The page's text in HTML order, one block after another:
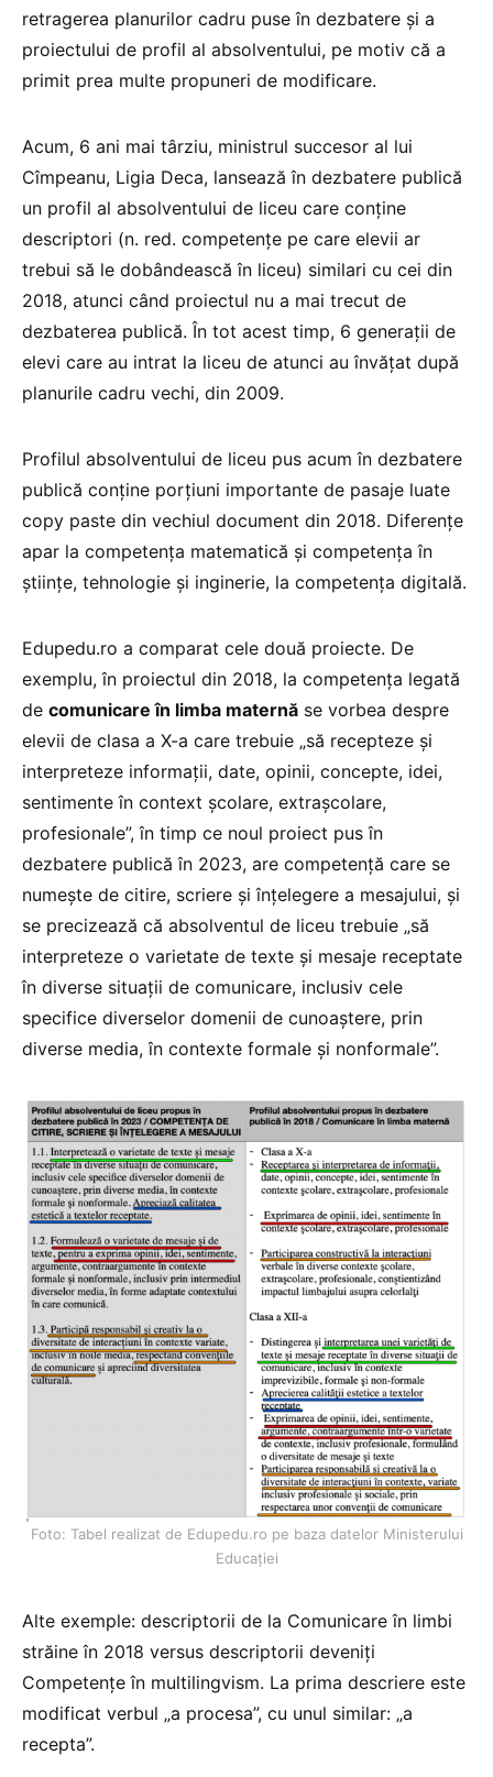
retragerea planurilor cadru puse în dezbatere și a
proiectului de profil al absolventului, pe motiv că a
primit prea multe propuneri de modificare.
Acum, 6 ani mai târziu, ministrul succesor al lui
Cîmpeanu, Ligia Deca, lansează în dezbatere publică
un profil al absolventului de liceu care conține
descriptori (n. red. competențe pe care elevii ar
trebui să le dobândească în liceu) similari cu cei din
2018, atunci când proiectul nu a mai trecut de
dezbaterea publică. În tot acest timp, 6 generații de
elevi care au intrat la liceu de atunci au învățat după
planurile cadru vechi, din 2009.
Profilul absolventului de liceu pus acum în dezbatere
publică conține porțiuni importante de pasaje luate
copy paste din vechiul document din 2018. Diferențe
apar la competența matematică și competența în
științe, tehnologie și inginerie, la competența digitală.
Edupedu.ro a comparat cele două proiecte. De
exemplu, în proiectul din 2018, la competența legată
de comunicare în limba maternă se vorbea despre
elevii de clasa a X-a care trebuie „să recepteze și
interpreteze informații, date, opinii, concepte, idei,
sentimente în context școlare, extrașcolare,
profesionale”, în timp ce noul proiect pus în
dezbatere publică în 2023, are competență care se
numește de citire, scriere și înțelegere a mesajului, și
se precizează că absolventul de liceu trebuie „să
interpreteze o varietate de texte și mesaje receptate
în diverse situații de comunicare, inclusiv cele
specifice diverselor domenii de cunoaștere, prin
diverse media, în contexte formale și nonformale”.
Foto: Tabel realizat de Edupedu.ro pe baza datelor Ministerului
Educației
Alte exemple: descriptorii de la Comunicare în limbi
străine în 2018 versus descriptorii deveniți
Competențe în multilingvism. La prima descriere este
modificat verbul „a procesa”, cu unul similar: „a
recepta”.